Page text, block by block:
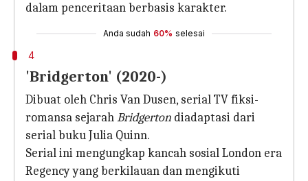
dalam penceritaan berbasis karakter.
Anda sudah 60% selesai
4
'Bridgerton' (2020-)
Dibuat oleh Chris Van Dusen, serial TV fiksi-
romansa sejarahBridgerton diadaptasi dari
serial buku Julia Quinn.
Serial ini mengungkap kancah sosial London era
Regency yang berkilauan dan mengikuti